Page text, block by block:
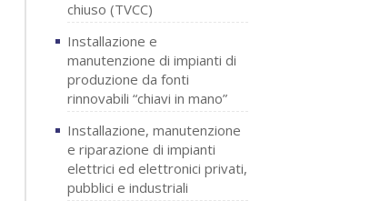
chiuso (TVCC)
Installazione e
manutenzione di impianti di
produzione da fonti
rinnovabili “chiavi in mano”
Installazione, manutenzione
e riparazione di impianti
elettrici ed elettronici privati,
pubblici e industriali